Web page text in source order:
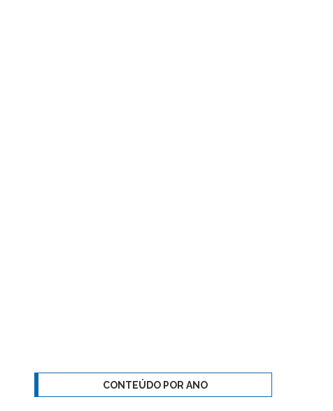
CONTEÚDO POR ANO